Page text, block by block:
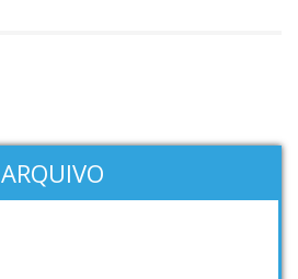
ARQUIVO